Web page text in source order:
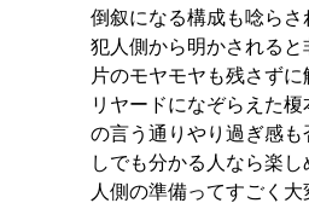
倒叙になる構成も唸ら
犯人側から明かされる
片のモヤモヤも残さず
リヤードになぞらえた
の言う通りやり過ぎ感
しでも分かる人なら楽
人側の準備ってすごく